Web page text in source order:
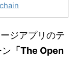
ジアプリのテ
「The Open